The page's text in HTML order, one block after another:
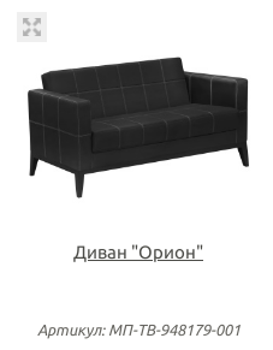
Диван "Орион"
Артикул: МП-ТВ-948179-001